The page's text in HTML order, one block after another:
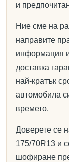
и
Ние сме на
направите
информация
доставка
най-кратък
автомобила
времето.
Доверете се
175/70R13 и
шофиране